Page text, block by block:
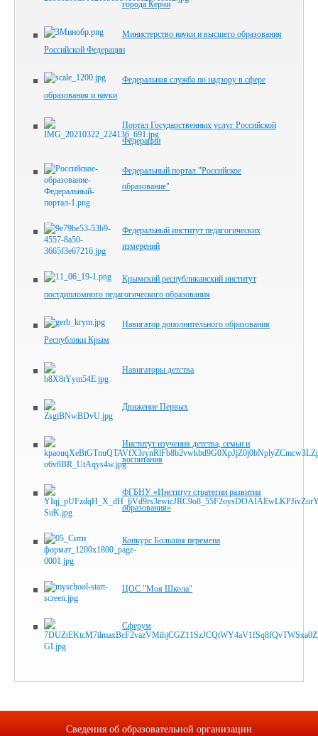
города Керчи
Министерство науки и высшего образования
Российской Федерации
Федеральная служба по надзору в сфере
образования и науки
Портал Государственных услуг Российской
Федерации
Федеральный портал "Российское
образование"
Федеральный институт педагогических
измерений
Крымский республиканский институт
постдипломного педагогического образования
Навигатор дополнительного образования
Республики Крым
Навигаторы детства
Движение Первых
Институт изучения детства, семьи и
воспитания
ФГБНУ «Институт стратегии развития
образования»
Конкурс Большая перемена
ЦОС "Моя Школа"
Сферум
Сведения об образовательной организации